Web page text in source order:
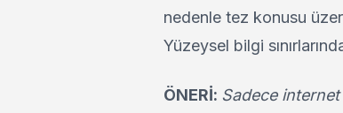
nedenle tez konusu
Yüzeysel bilgi
ÖNERİ: Sadece internet